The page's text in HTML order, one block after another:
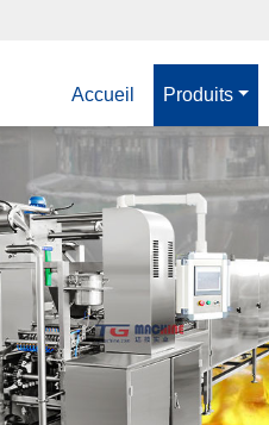
Accueil Produits